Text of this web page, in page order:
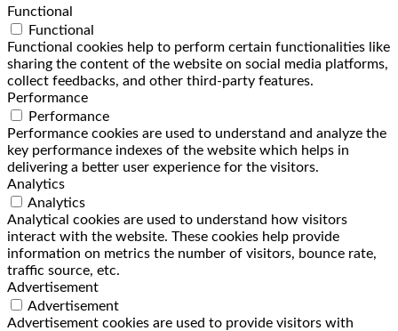
Functional
Functional
Functional cookies help to perform certain functionalities like
sharing the content of the website on social media platforms,
collect feedbacks, and other third-party features.
Performance
Performance
Performance cookies are used to understand and analyze the
key performance indexes of the website which helps in
delivering a better user experience for the visitors.
Analytics
Analytics
Analytical cookies are used to understand how visitors
interact with the website. These cookies help provide
information on metrics the number of visitors, bounce rate,
traffic source, etc.
Advertisement
Advertisement
Advertisement cookies are used to provide visitors with